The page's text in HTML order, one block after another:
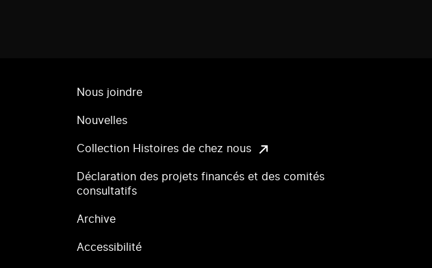
Nous joindre
Nouvelles
Collection Histoires de chez nous
Déclaration des projets financés et des comités
consultatifs
Archive
Accessibilité